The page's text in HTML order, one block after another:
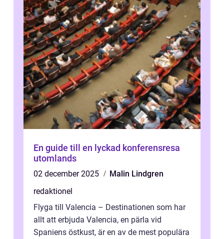
En guide till en lyckad konferensresa
utomlands
02 december 2025
Malin Lindgren
redaktionel
Flyga till Valencia – Destinationen som har
allt att erbjuda Valencia, en pärla vid
Spaniens östkust, är en av de mest populära